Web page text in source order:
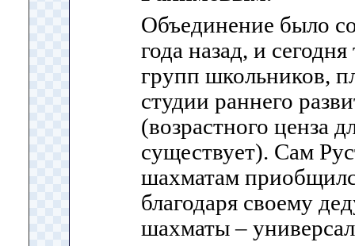
Объединение было
года назад, и
групп школьников,
студии раннего
(возрастного ценза
существует). Сам
шахматам
благодаря своему
шахматы –